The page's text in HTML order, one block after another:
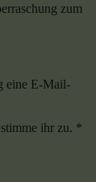
zum
eine E-Mail-
ihr zu. *